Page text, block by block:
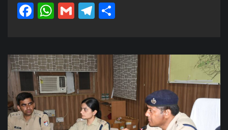
Facebook
WhatsApp
GmailTelegram